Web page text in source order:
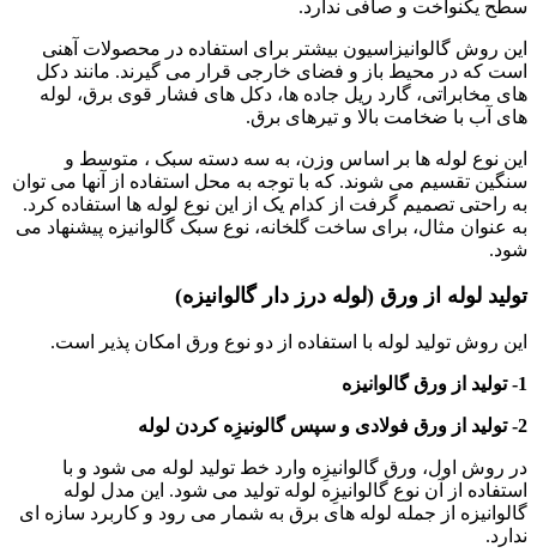
سطح یکنواخت و صافی ندارد.
این روش گالوانیزاسیون بیشتر برای استفاده در محصولات آهنی
است که در محیط باز و فضای خارجی قرار می گیرند. مانند دکل
های مخابراتی، گارد ریل جاده ها، دکل های فشار قوی برق، لوله
های آب با ضخامت بالا و تیرهای برق.
این نوع لوله ها بر اساس وزن، به سه دسته سبک ، متوسط و
سنگین تقسیم می شوند. که با توجه به محل استفاده از آنها می توان
به راحتی تصمیم گرفت از کدام یک از این نوع لوله ها استفاده کرد.
به عنوان مثال، برای ساخت گلخانه، نوع سبک گالوانیزه پیشنهاد می
شود.
تولید لوله از ورق (لوله درز دار گالوانیزه)
این روش تولید لوله با استفاده از دو نوع ورق امکان پذیر است.
1- تولید از ورق گالوانیزه
2- تولید از ورق فولادی و سپس گالونیزِه کردن لوله
در روش اول، ورق گالوانیزِه وارد خط تولید لوله می شود و با
استفاده از آن نوع گالوانیزِه لوله تولید می شود. این مدل لوله
گالوانیزه از جمله لوله های برق به شمار می رود و کاربرد سازه ای
ندارد.